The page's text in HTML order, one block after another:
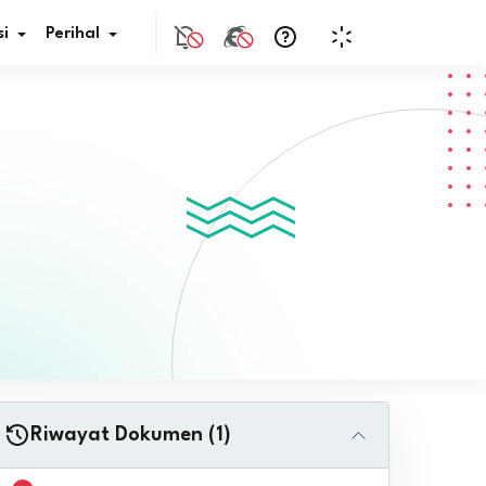
JDIH
Perihal
Riwayat Dokumen (1)